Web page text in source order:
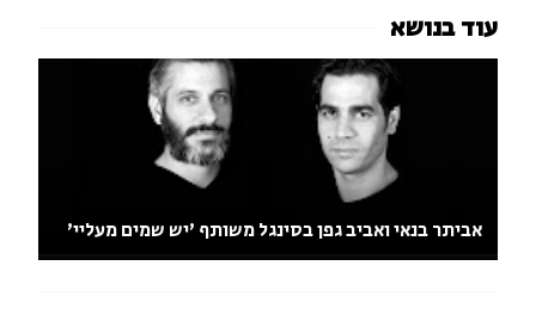
אביתר בנאי ואביב גפן בסינגל משותף 'יש שמים מעליי'